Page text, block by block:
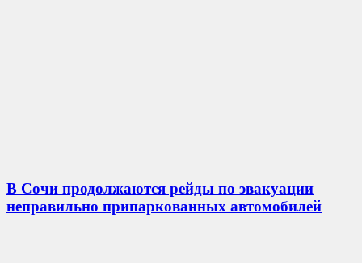
В Сочи продолжаются рейды по эвакуации
неправильно припаркованных автомобилей